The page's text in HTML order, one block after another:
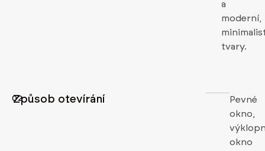
a
moderní,
tvary.
02
Způsob otevírání
Pevné
okno,
okno